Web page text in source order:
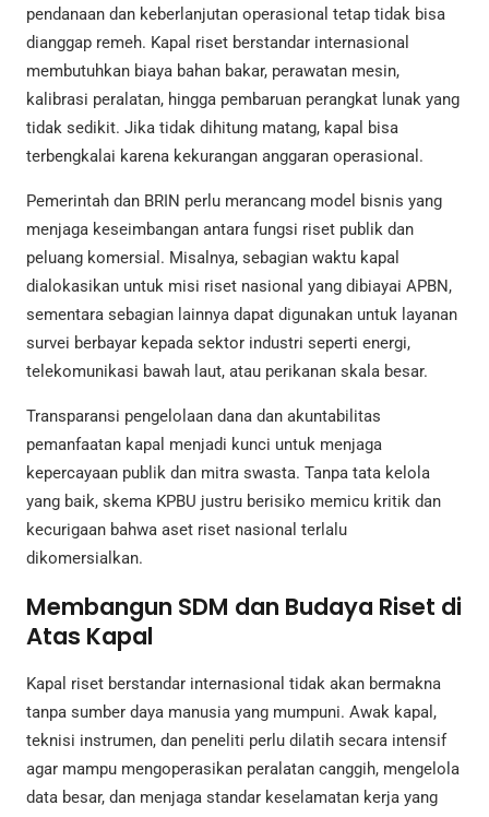
pendanaan dan keberlanjutan operasional tetap tidak bisa
dianggap remeh. Kapal riset berstandar internasional
membutuhkan biaya bahan bakar, perawatan mesin,
kalibrasi peralatan, hingga pembaruan perangkat lunak yang
tidak sedikit. Jika tidak dihitung matang, kapal bisa
terbengkalai karena kekurangan anggaran operasional.
Pemerintah dan BRIN perlu merancang model bisnis yang
menjaga keseimbangan antara fungsi riset publik dan
peluang komersial. Misalnya, sebagian waktu kapal
dialokasikan untuk misi riset nasional yang dibiayai APBN,
sementara sebagian lainnya dapat digunakan untuk layanan
survei berbayar kepada sektor industri seperti energi,
telekomunikasi bawah laut, atau perikanan skala besar.
Transparansi pengelolaan dana dan akuntabilitas
pemanfaatan kapal menjadi kunci untuk menjaga
kepercayaan publik dan mitra swasta. Tanpa tata kelola
yang baik, skema KPBU justru berisiko memicu kritik dan
kecurigaan bahwa aset riset nasional terlalu
dikomersialkan.
Membangun SDM dan Budaya Riset di
Atas Kapal
Kapal riset berstandar internasional tidak akan bermakna
tanpa sumber daya manusia yang mumpuni. Awak kapal,
teknisi instrumen, dan peneliti perlu dilatih secara intensif
agar mampu mengoperasikan peralatan canggih, mengelola
data besar, dan menjaga standar keselamatan kerja yang